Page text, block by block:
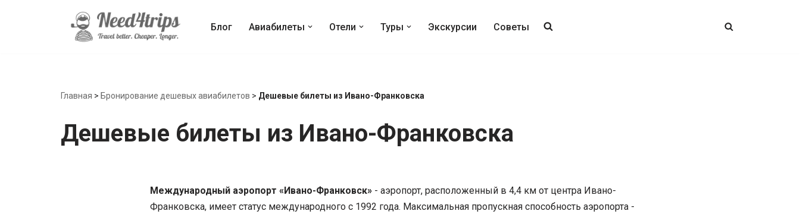
Блог Авиабилеты Отели Туры Экскурсии Советы
Главная > Бронирование дешевых авиабилетов > Дешевые билеты из Ивано-Франковска
Дешевые билеты из Ивано-Франковска
Международный аэропорт «Ивано-Франковск» - аэропорт, расположенный в 4,4 км от центра Ивано-
Франковска, имеет статус международного с 1992 года. Максимальная пропускная способность аэропорта -